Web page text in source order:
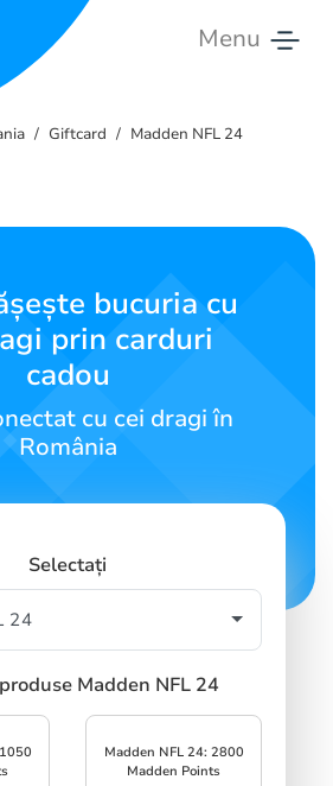
Menu
Giftcard Madden NFL 24
bucuria cu
prin carduri
cadou
cu cei dragi în
România
Selectați
Madden NFL 24
Madden NFL 24: 2800
Madden Points